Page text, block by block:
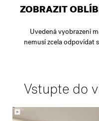
ZOBRAZIT
Uvedená vyobrazení
nemusí zcela odpovídat
Vstupte do